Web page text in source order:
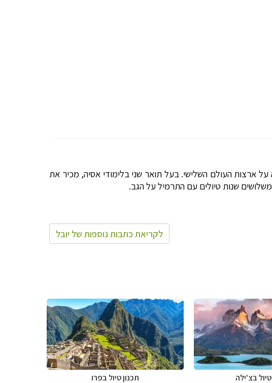
על ארצות העולם השלישי. בעל תואר שני בלימודי אסיה, מכיר את
שנות טיולים עם התרמיל על הגב.
לקריאת כתבות נוספות של יובל
בצ'ילה תכנון טיול בפרו